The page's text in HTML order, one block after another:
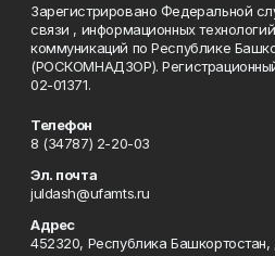
Зарегистрировано Федеральной
связи , информационных
коммуникаций по Республике
(РОСКОМНАДЗОР).
02-01371.
Телефон
8 (34787) 2-20-03
Эл. почта
juldash@ufamts.ru
Адрес
452320, Республика